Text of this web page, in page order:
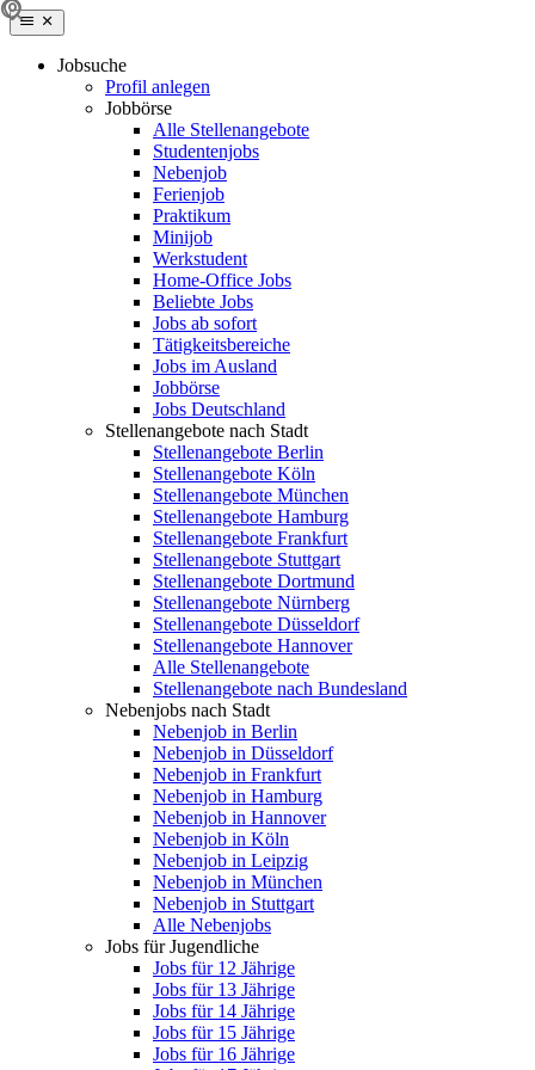
Jobsuche
Profil anlegen
Jobbörse
Alle Stellenangebote
Studentenjobs
Nebenjob
Ferienjob
Praktikum
Minijob
Werkstudent
Home-Office Jobs
Beliebte Jobs
Jobs ab sofort
Tätigkeitsbereiche
Jobs im Ausland
Jobbörse
Jobs Deutschland
Stellenangebote nach Stadt
Stellenangebote Berlin
Stellenangebote Köln
Stellenangebote München
Stellenangebote Hamburg
Stellenangebote Frankfurt
Stellenangebote Stuttgart
Stellenangebote Dortmund
Stellenangebote Nürnberg
Stellenangebote Düsseldorf
Stellenangebote Hannover
Alle Stellenangebote
Stellenangebote nach Bundesland
Nebenjobs nach Stadt
Nebenjob in Berlin
Nebenjob in Düsseldorf
Nebenjob in Frankfurt
Nebenjob in Hamburg
Nebenjob in Hannover
Nebenjob in Köln
Nebenjob in Leipzig
Nebenjob in München
Nebenjob in Stuttgart
Alle Nebenjobs
Jobs für Jugendliche
Jobs für 12 Jährige
Jobs für 13 Jährige
Jobs für 14 Jährige
Jobs für 15 Jährige
Jobs für 16 Jährige